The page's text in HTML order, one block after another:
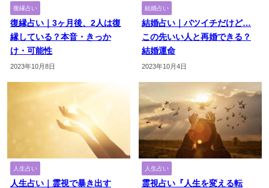
復縁占い
復縁占い｜3ヶ月後、2人は復
縁している？本音・きっか
け・可能性
2023年10月8日
結婚占い
結婚占い｜バツイチだけど…
この先いい人と再婚できる？
結婚運命
2023年10月4日
人生占い
人生占い｜霊視で暴き出す
人生占い
霊視占い『人生を変える転